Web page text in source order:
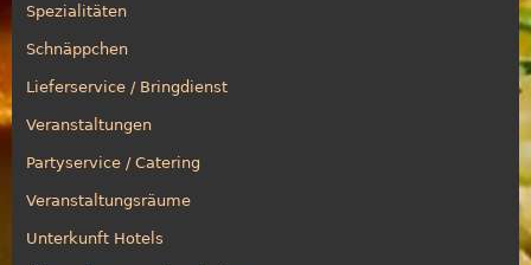
Spezialitäten
Schnäppchen
Lieferservice / Bringdienst
Veranstaltungen
Partyservice / Catering
Veranstaltungsräume
Unterkunft Hotels